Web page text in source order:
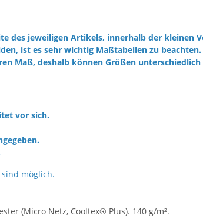
des jeweiligen Artikels, innerhalb der kleinen
ist es sehr wichtig Maßtabellen zu beachten.
Maß, deshalb können Größen unterschiedlich
vor sich.
möglich.
(Micro Netz, Cooltex® Plus). 140 g/m².